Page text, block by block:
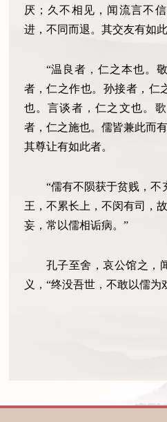
厌；久不相见，闻流言不
进，不同而退。其交友有如此
“温良者，仁之本也。
者，仁之作也。孙接者，仁
也。言谈者，仁之文也。
者，仁之施也。儒皆兼此而有
其尊让有如此者。
“儒有不陨获于贫贱，不
王，不累长上，不闵有司，
妄，常以儒相诟病。”
孔子至舍，哀公馆之，
义，“终没吾世，不敢以儒为